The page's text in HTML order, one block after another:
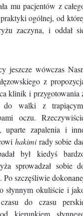
mu pacjentów z
ogólnej, od
zaczyna, i oddał
jeszcze wówczas
z
klinik i przygotowania
do walki z
oczu.
uparte zapalenia i
hakimirady sobie
był kiedyś
sprowadzał sobie
Po szczęśliwie
słynnym okuliście i
do czasu
kierunkiem